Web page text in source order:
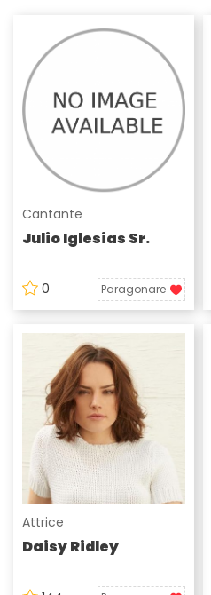
Cantante
Julio Iglesias Sr.
0 Paragonare
Attrice
Daisy Ridley